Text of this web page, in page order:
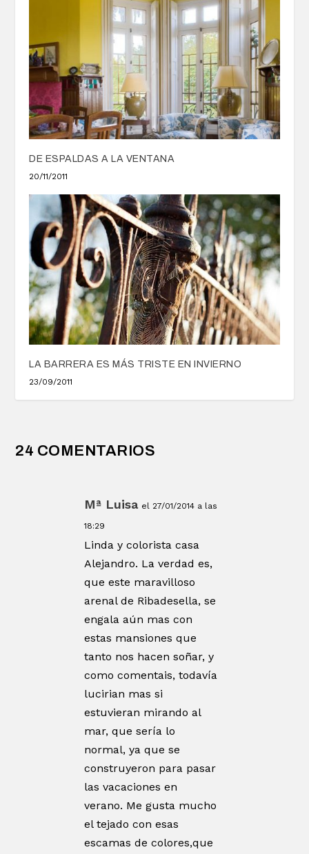
DE ESPALDAS A LA VENTANA
20/11/2011
LA BARRERA ES MÁS TRISTE EN INVIERNO
23/09/2011
24 COMENTARIOS
Mª Luisa el 27/01/2014 a las
18:29
Linda y colorista casa
Alejandro. La verdad es,
que este maravilloso
arenal de Ribadesella, se
engala aún mas con
estas mansiones que
tanto nos hacen soñar, y
como comentais, todavía
lucirian mas si
estuvieran mirando al
mar, que sería lo
normal, ya que se
construyeron para pasar
las vacaciones en
verano. Me gusta mucho
el tejado con esas
escamas de colores,que